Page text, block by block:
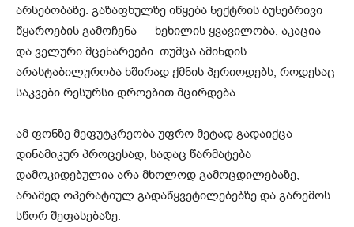
არსებობაზე. გაზაფხულზე იწყება ნექტრის ბუნებრივი
წყაროების გამოჩენა — ხეხილის ყვავილობა, აკაცია
და ველური მცენარეები. თუმცა ამინდის
არასტაბილურობა ხშირად ქმნის პერიოდებს, როდესაც
საკვები რესურსი დროებით მცირდება.
ამ ფონზე მეფუტკრეობა უფრო მეტად გადაიქცა
დინამიკურ პროცესად, სადაც წარმატება
დამოკიდებულია არა მხოლოდ გამოცდილებაზე,
არამედ ოპერატიულ გადაწყვეტილებებზე და გარემოს
სწორ შეფასებაზე.